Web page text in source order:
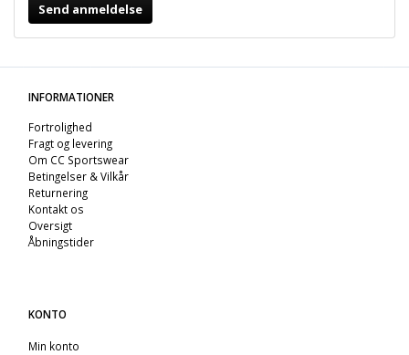
Send anmeldelse
INFORMATIONER
Fortrolighed
Fragt og levering
Om CC Sportswear
Betingelser & Vilkår
Returnering
Kontakt os
Oversigt
Åbningstider
KONTO
Min konto